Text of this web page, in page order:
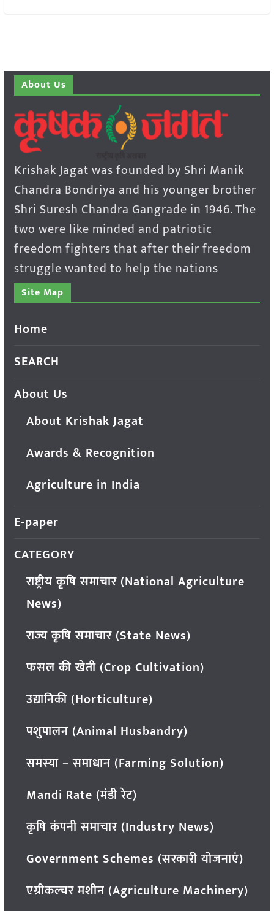
About Us
Krishak Jagat was founded by Shri Manik
Chandra Bondriya and his younger brother
Shri Suresh Chandra Gangrade in 1946. The
two were like minded and patriotic
freedom fighters that after their freedom
struggle wanted to help the nations
Site Map
Home
SEARCH
About Us
About Krishak Jagat
Awards & Recognition
Agriculture in India
E-paper
CATEGORY
राष्ट्रीय कृषि समाचार (National Agriculture
News)
राज्य कृषि समाचार (State News)
फसल की खेती (Crop Cultivation)
उद्यानिकी (Horticulture)
पशुपालन (Animal Husbandry)
समस्या – समाधान (Farming Solution)
Mandi Rate (मंडी रेट)
कृषि कंपनी समाचार (Industry News)
Government Schemes (सरकारी योजनाएं)
एग्रीकल्चर मशीन (Agriculture Machinery)